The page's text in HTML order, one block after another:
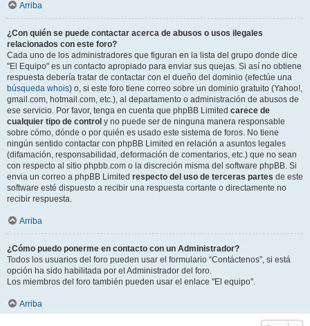
Arriba
¿Con quién se puede contactar acerca de abusos o usos ilegales
relacionados con este foro?
Cada uno de los administradores que figuran en la lista del grupo donde dice
"El Equipo" es un contacto apropiado para enviar sus quejas. Si así no obtiene
respuesta debería tratar de contactar con el dueño del dominio (efectúe una
búsqueda whois) o, si este foro tiene correo sobre un dominio gratuito (Yahoo!,
gmail.com, hotmail.com, etc.), al departamento o administración de abusos de
ese servicio. Por favor, tenga en cuenta que phpBB Limited carece de
cualquier tipo de control y no puede ser de ninguna manera responsable
sobre cómo, dónde o por quién es usado este sistema de foros. No tiene
ningún sentido contactar con phpBB Limited en relación a asuntos legales
(difamación, responsabilidad, deformación de comentarios, etc.) que no sean
con respecto al sitio phpbb.com o la discreción misma del software phpBB. Si
envia un correo a phpBB Limited respecto del uso de terceras partes de este
software esté dispuesto a recibir una respuesta cortante o directamente no
recibir respuesta.
Arriba
¿Cómo puedo ponerme en contacto con un Administrador?
Todos los usuarios del foro pueden usar el formulario “Contáctenos”, si está
opción ha sido habilitada por el Administrador del foro.
Los miembros del foro también pueden usar el enlace "El equipo".
Arriba